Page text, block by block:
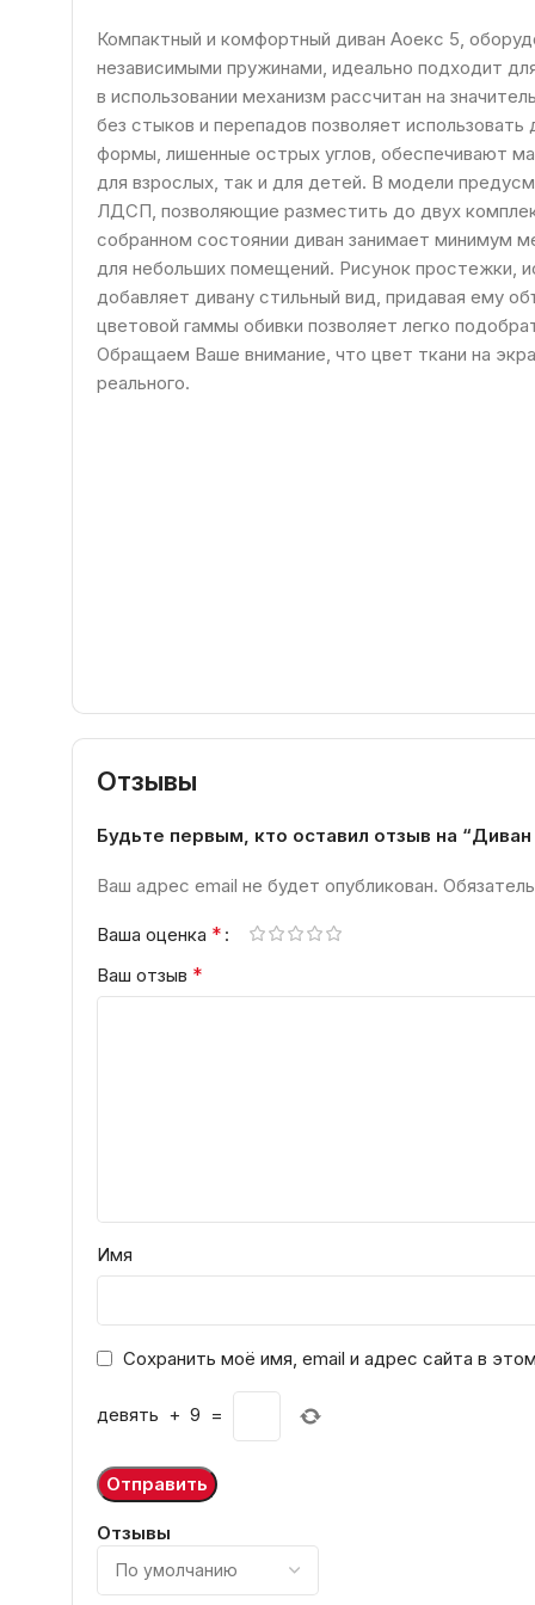
Компактный и комфортный диван Аоекс 5,
независимыми пружинами, идеально подходит
в использовании механизм рассчитан на
без стыков и перепадов позволяет
формы, лишенные острых углов, обеспечивают
для взрослых, так и для детей. В модели
ЛДСП, позволяющие разместить до двух
собранном состоянии диван занимает минимум
для небольших помещений. Рисунок простежки,
добавляет дивану стильный вид, придавая ему
цветовой гаммы обивки позволяет легко
Обращаем Ваше внимание, что цвет ткани на
реального.
Отзывы
Отзывы
Будьте первым, кто оставил отзыв на
Ваш адрес email не будет опубликован.
Ваша оценка *
Ваш отзыв *
Имя
Сохранить моё имя, email и адрес сайта в
девять + 9 =